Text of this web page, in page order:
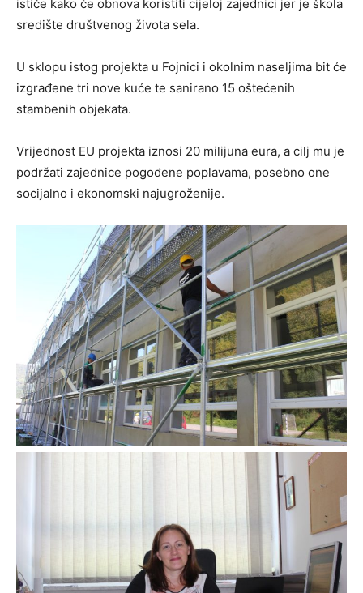
ističe kako će obnova koristiti cijeloj zajednici jer je škola
središte društvenog života sela.
U sklopu istog projekta u Fojnici i okolnim naseljima bit će
izgrađene tri nove kuće te sanirano 15 oštećenih
stambenih objekata.
Vrijednost EU projekta iznosi 20 milijuna eura, a cilj mu je
podržati zajednice pogođene poplavama, posebno one
socijalno i ekonomski najugroženije.